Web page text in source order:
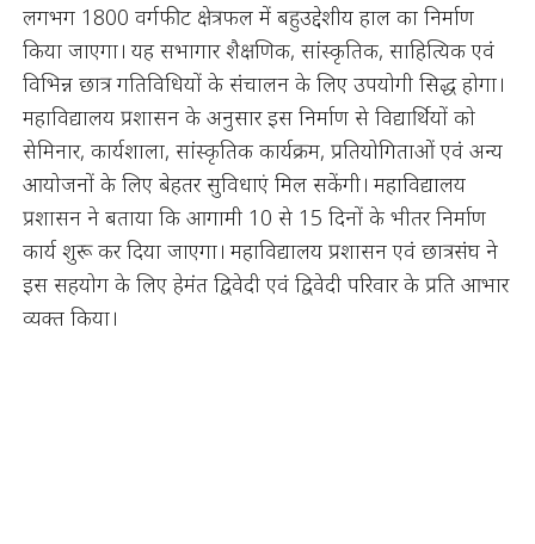
लगभग 1800 वर्गफीट क्षेत्रफल में बहुउद्देशीय हाल का निर्माण
किया जाएगा। यह सभागार शैक्षणिक, सांस्कृतिक, साहित्यिक एवं
विभिन्न छात्र गतिविधियों के संचालन के लिए उपयोगी सिद्ध होगा।
महाविद्यालय प्रशासन के अनुसार इस निर्माण से विद्यार्थियों को
सेमिनार, कार्यशाला, सांस्कृतिक कार्यक्रम, प्रतियोगिताओं एवं अन्य
आयोजनों के लिए बेहतर सुविधाएं मिल सकेंगी। महाविद्यालय
प्रशासन ने बताया कि आगामी 10 से 15 दिनों के भीतर निर्माण
कार्य शुरू कर दिया जाएगा। महाविद्यालय प्रशासन एवं छात्रसंघ ने
इस सहयोग के लिए हेमंत द्विवेदी एवं द्विवेदी परिवार के प्रति आभार
व्यक्त किया।